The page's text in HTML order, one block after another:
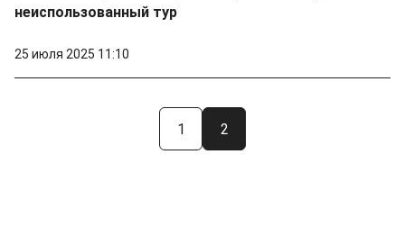
неиспользованный тур
25 июля 2025 11:10
1 2